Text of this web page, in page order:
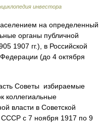
инвестора
на определенный
органы публичной
1907 гг.), в Российской
(до 4 октября
Советы избираемые
коллегиальные
власти в Советской
СССР с 7 ноября 1917 по 9